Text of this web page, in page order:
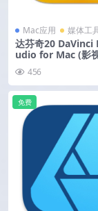
Mac应用 媒体工
达芬奇20 DaVinci
udio for Mac (影
合成) v20.2.2 中文
456
免费